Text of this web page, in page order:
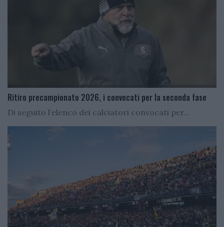
Ritiro precampionato 2026, i convocati per la seconda fase
Di seguito l’elenco dei calciatori convocati per...